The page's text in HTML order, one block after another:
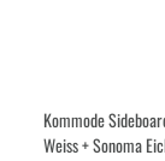
Kommode
Weiss + Sonoma